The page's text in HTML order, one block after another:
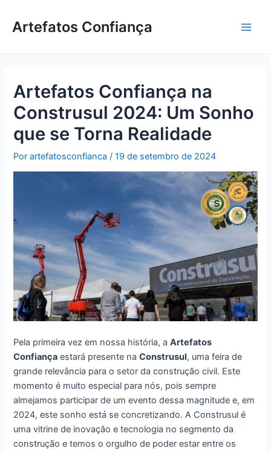
paraArtefatos Confiança
Artefatos Confiança na
Construsul 2024: Um Sonho
que se Torna Realidade
Porartefatosconfianca/19 de setembro de 2024
Pela primeira vez em nossa história, aArtefatos
Confiança estará presente naConstrusul, uma feira de
grande relevância para o setor da construção civil. Este
momento é muito especial para nós, pois sempre
almejamos participar de um evento dessa magnitude e, em
2024, este sonho está se concretizando. A Construsul é
uma vitrine de inovação e tecnologia no segmento da
construção e temos o orgulho de poder estar entre os
navigation